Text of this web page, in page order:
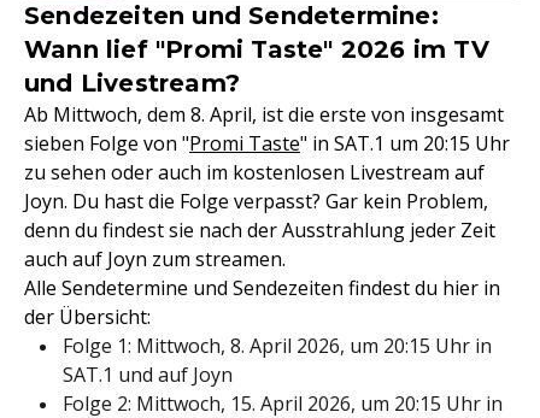
Sendezeiten und Sendetermine:
Wann lief "Promi Taste" 2026 im TV
und Livestream?
Ab Mittwoch, dem 8. April, ist die erste von insgesamt
sieben Folge von "Promi Taste" in SAT.1 um 20:15 Uhr
zu sehen oder auch im kostenlosen Livestream auf
Joyn. Du hast die Folge verpasst? Gar kein Problem,
denn du findest sie nach der Ausstrahlung jeder Zeit
auch auf Joyn zum streamen.
Alle Sendetermine und Sendezeiten findest du hier in
der Übersicht:
Folge 1: Mittwoch, 8. April 2026, um 20:15 Uhr in
SAT.1 und auf Joyn
Folge 2: Mittwoch, 15. April 2026, um 20:15 Uhr in